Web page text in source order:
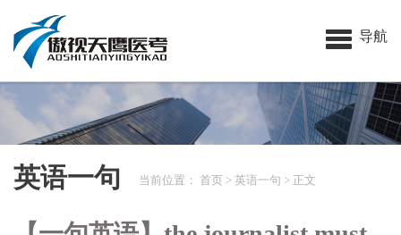
导航
英语一句 当前位置： 首页 > 英语一句 > 正文